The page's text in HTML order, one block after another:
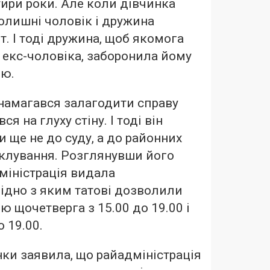
роки. Але коли дівчинка
чоловік і дружина
І тоді дружина, щоб якомога
чоловіка, заборонила йому
залагодити справу
на глуху стіну. І тоді він
ще не до суду, а до районних
Розглянувши його
видала
з яким татові дозволили
щочетверга з 15.00 до 19.00 і
19.00.
заявила, що райадміністрація